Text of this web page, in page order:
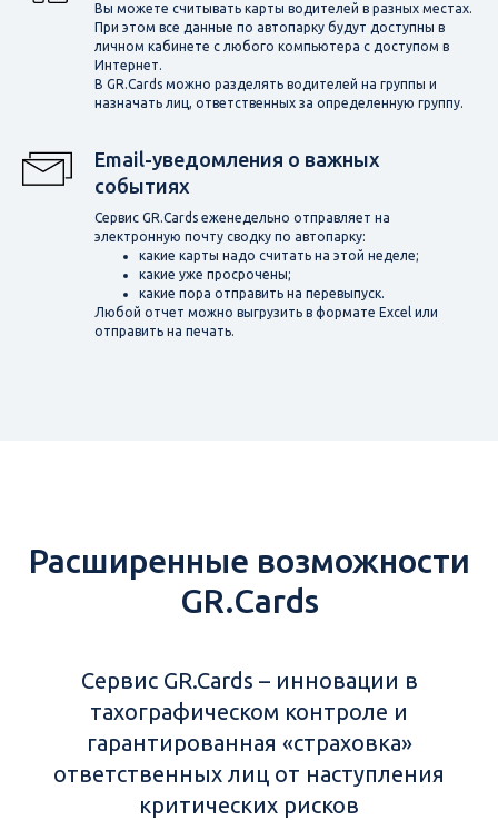
Вы можете считывать карты водителей в разных местах.
При этом все данные по автопарку будут доступны в
личном кабинете с любого компьютера с доступом в
Интернет.
В GR.Cards можно разделять водителей на группы и
назначать лиц, ответственных за определенную группу.
Email-уведомления о важных
событиях
Сервис GR.Cards еженедельно отправляет на
электронную почту сводку по автопарку:
какие карты надо считать на этой неделе;
какие уже просрочены;
какие пора отправить на перевыпуск.
Любой отчет можно выгрузить в формате Excel или
отправить на печать.
Расширенные возможности
GR.Cards
Сервис GR.Cards – инновации в
тахографическом контроле и
гарантированная «страховка»
ответственных лиц от наступления
критических рисков